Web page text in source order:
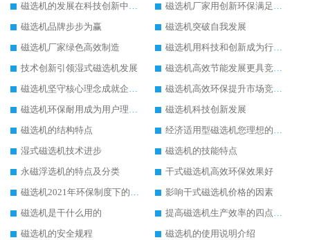
磁选机的发展在科技创新中成为焦点
磁选机厂家用创新环保满足市发展
磁选机品牌步步为赢
磁选机突破自我发展
磁选机厂家绿色高效制造
磁选机用科技和创新成为行业中的顶梁柱
技术创新引领湿式磁选机发展
磁选机高效节能发展更具竞争力
磁选机坚守核心理念成就企业辉煌
磁选机高效环保提升市场竞争力
磁选机环保耐用成为用户理想选择
磁选机科技创新发展
磁选机的结构特点
经济适用型磁选机您理想的选择
湿式磁选机技术进步
磁选机的技能特点
永磁浮选机的特点及分类
干式磁选机高效环保效果好
磁选机2021年环保制度下的发展出路
影响干式磁选机价格的因素
磁选机是干什么用的
提高磁选机生产效率的四点方法
磁选机的安全规程
磁选机的使用说明介绍